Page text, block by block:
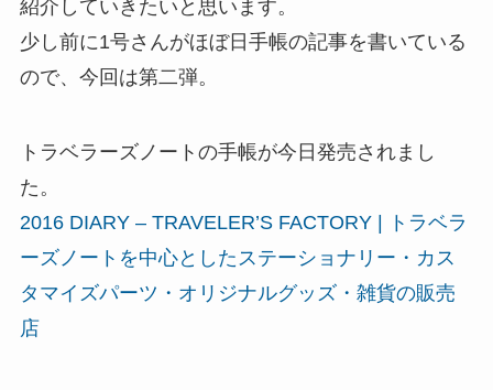
紹介していきたいと思います。
少し前に1号さんがほぼ日手帳の記事を書いている
ので、今回は第二弾。
トラベラーズノートの手帳が今日発売されまし
た。
2016 DIARY – TRAVELER’S FACTORY | トラベラ
ーズノートを中心としたステーショナリー・カス
タマイズパーツ・オリジナルグッズ・雑貨の販売
店